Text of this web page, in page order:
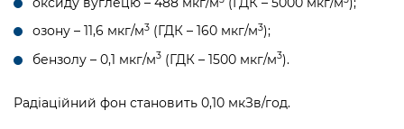
озону – 11,6 мкг/м3 (ГДК – 160 мкг/м3);
бензолу – 0,1 мкг/м3 (ГДК – 1500 мкг/м3).
Радіаційний фон становить 0,10 мкЗв/год.